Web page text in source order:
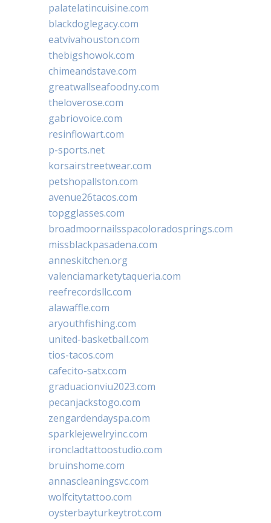
palatelatincuisine.com
blackdoglegacy.com
eatvivahouston.com
thebigshowok.com
chimeandstave.com
greatwallseafoodny.com
theloverose.com
gabriovoice.com
resinflowart.com
p-sports.net
korsairstreetwear.com
petshopallston.com
avenue26tacos.com
topgglasses.com
broadmoornailsspacoloradosprings.com
missblackpasadena.com
anneskitchen.org
valenciamarketytaqueria.com
reefrecordsllc.com
alawaffle.com
aryouthfishing.com
united-basketball.com
tios-tacos.com
cafecito-satx.com
graduacionviu2023.com
pecanjackstogo.com
zengardendayspa.com
sparklejewelryinc.com
ironcladtattoostudio.com
bruinshome.com
annascleaningsvc.com
wolfcitytattoo.com
oysterbayturkeytrot.com